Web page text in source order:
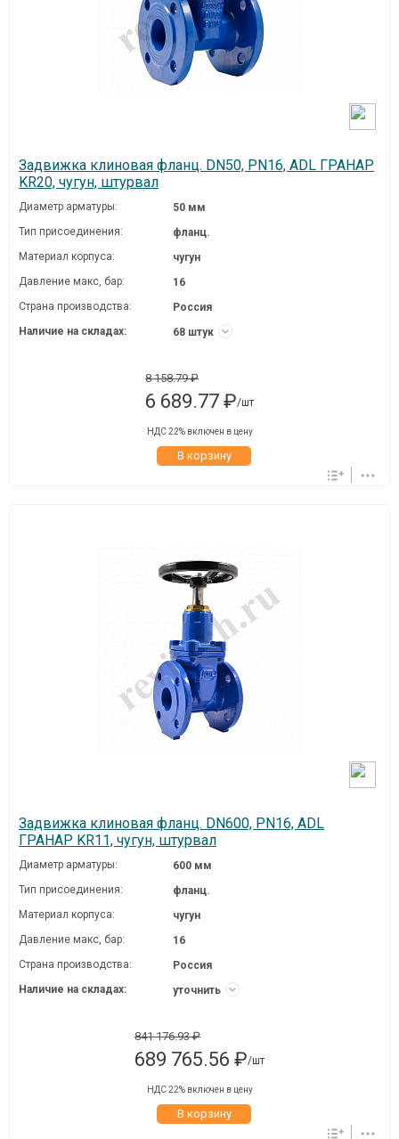
Задвижка клиновая фланц. DN50, PN16, ADL ГРАНАР
KR20, чугун, штурвал
Диаметр арматуры:
50 мм
Тип присоединения:
фланц.
Материал корпуса:
чугун
Давление макc, бар:
16
Страна производства:
Россия
Наличие на складах:
68 штук
8 158.79 ₽
6 689.77 ₽/шт
НДС 22% включен в цену
В корзину
Задвижка клиновая фланц. DN600, PN16, ADL
ГРАНАР KR11, чугун, штурвал
Диаметр арматуры:
600 мм
Тип присоединения:
фланц.
Материал корпуса:
чугун
Давление макc, бар:
16
Страна производства:
Россия
Наличие на складах:
уточнить
841 176.93 ₽
689 765.56 ₽/шт
НДС 22% включен в цену
В корзину